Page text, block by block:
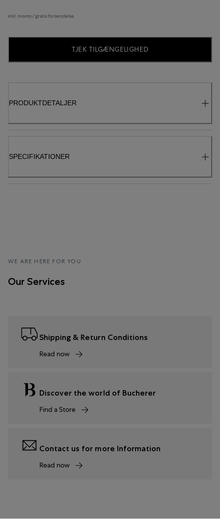
inkl. moms / gratis forsendelse
TJEK TILGÆNGELIGHED
PRODUKTDETALJER
SPECIFIKATIONER
WE ARE HERE FOR YOU
Our Services
Shipping & Return Conditions
Read now
Discover the world of Bucherer
Find a Store
Contact us for more Information
Read now